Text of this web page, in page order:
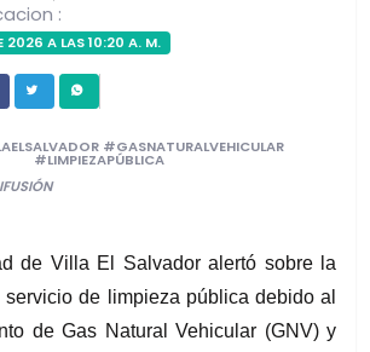
:
2026 A LAS 10:20 A. M.
#GASNATURALVEHICULAR
#LIMPIEZAPÚBLICA
de Villa El Salvador alertó sobre la
de limpieza pública debido al
de Gas Natural Vehicular (GNV) y